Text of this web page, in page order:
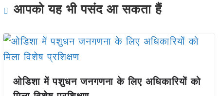
आपको यह भी पसंद आ सकता हैं
ओडिशा में पशुधन जनगणना के लिए अधिकारियों को